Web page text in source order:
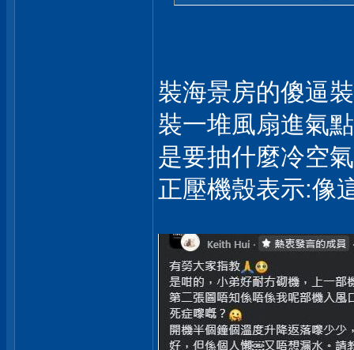
裝海景房的傻逼
裝一堆風扇進氣
是要抽什麼冷空
正壓機殼表示:像